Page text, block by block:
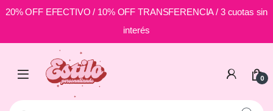
20% OFF EFECTIVO / 10% OFF TRANSFERENCIA / 3 cuotas sin
interés
Skip to navigation
0
Buscar por: